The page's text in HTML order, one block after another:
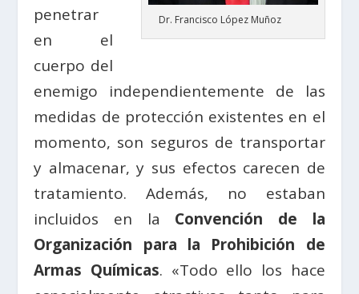
Dr. Francisco López Muñoz
penetrar
en el
cuerpo del
enemigo independientemente de las
medidas de protección existentes en el
momento, son seguros de transportar
y almacenar, y sus efectos carecen de
tratamiento. Además, no estaban
incluidos en la Convención de la
Organización para la Prohibición de
Armas Químicas. «Todo ello los hace